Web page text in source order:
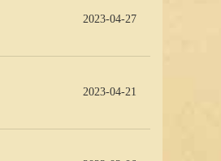
2023-04-27
2023-04-21